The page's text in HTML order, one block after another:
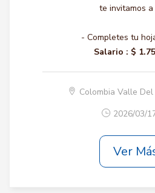
te invitamos a
- Completes tu
Salario : $
Colombia Valle
2026/03/
Ver